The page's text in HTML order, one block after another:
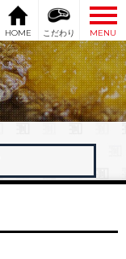
HOME こだわり MENU